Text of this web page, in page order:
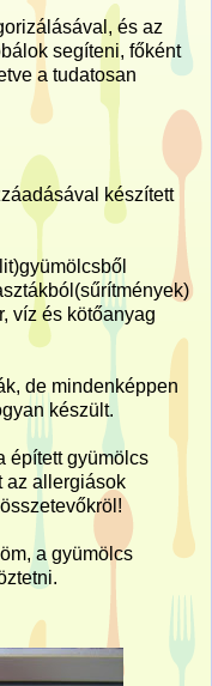
és az
segíteni, főként
a tudatosan
készített
víz és kötőanyag
de mindenképpen
készült.
épített gyümölcs
az allergiások
a gyümölcs